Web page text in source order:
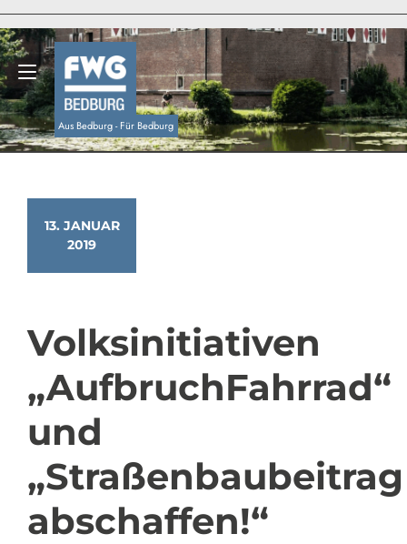
springen
Aus Bedburg - Für Bedburg
Navigation umschalten
13. JANUAR
2019
Volksinitiativen
„AufbruchFahrrad“
und
„Straßenbaubeitrag
abschaffen!“